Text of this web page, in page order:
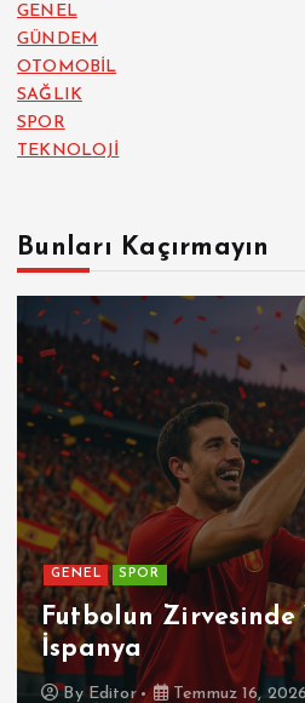
GENEL
GÜNDEM
OTOMOBİL
SAĞLIK
SPOR
TEKNOLOJİ
Bunları Kaçırmayın
GENEL
Patetik Nedir ?
ByEditor Temmuz 7, 2026